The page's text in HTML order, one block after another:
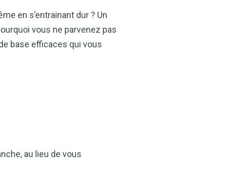
en s’entrainant dur ? Un
vous ne parvenez pas
base efficaces qui vous
au lieu de vous